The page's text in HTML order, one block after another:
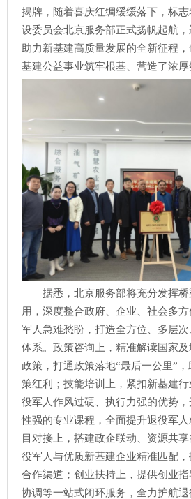
揭牌，随着喜庆红绸缓缓落下，标
设委员会北京服务部正式扬帆起航，
助力新基建高质量发展的全新征程
基建公益事业筑牢根基、营造了浓厚
据悉，北京服务部将充分发挥
用，深度整合政府、企业、社会多
军人急难愁盼，打造全方位、多层
体系。政策咨询上，精准解读国家
政策，打通政策落地“最后一公里”
策红利；技能培训上，紧扣新基建
役军人作风过硬、执行力强的优势
性强的专业课程，全面提升退役军
目对接上，搭建政企联动、资源共
役军人与优质新基建企业精准匹配，
合作渠道；创业扶持上，提供创业
协调等一站式闭环服务，全力护航